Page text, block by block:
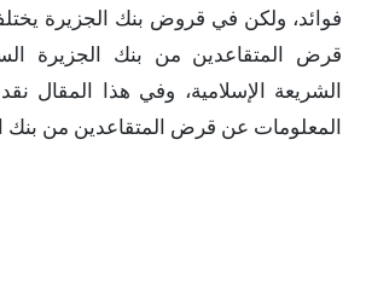
فوائد، ولكن في قروض بنك الجزيرة
قرض المتقاعدين من بنك الجزيرة
الشريعة الإسلامية، وفي هذا المقال
المعلومات عن قرض المتقاعدين من بنك